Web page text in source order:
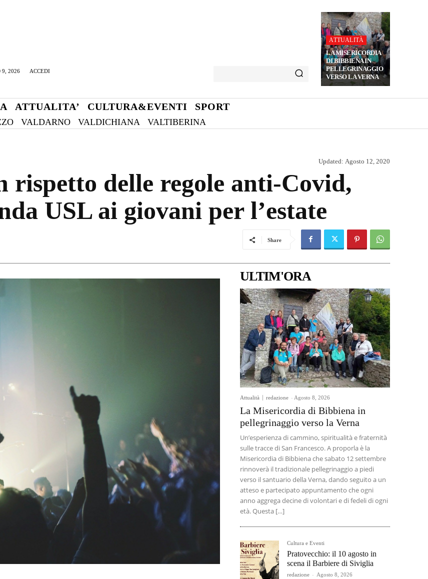
9, 2026 ACCEDI
ATTUALITÀ
LA MISERICORDIA
DI BIBBIENA IN
PELLEGRINAGGIO
VERSO LA VERNA
ATTUALITA’ CULTURA&EVENTI SPORT
VALDARNO VALDICHIANA VALTIBERINA
Updated: Agosto 12, 2020
rispetto delle regole anti-Covid,
USL ai giovani per l’estate
Share
ULTIM'ORA
Attualità redazione - Agosto 8, 2026
La Misericordia di Bibbiena in
pellegrinaggio verso la Verna
Un’esperienza di cammino, spiritualità e fraternità
sulle tracce di San Francesco. A proporla è la
Misericordia di Bibbiena che sabato 12 settembre
rinnoverà il tradizionale pellegrinaggio a piedi
verso il santuario della Verna, dando seguito a un
atteso e partecipato appuntamento che ogni
anno aggrega decine di volontari e di fedeli di ogni
età. Questa […]
Cultura e Eventi
Pratovecchio: il 10 agosto in
scena il Barbiere di Siviglia
redazione - Agosto 8, 2026